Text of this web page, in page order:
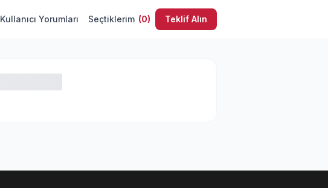
Kullanıcı Yorumları Seçtiklerim (0) Teklif Alın